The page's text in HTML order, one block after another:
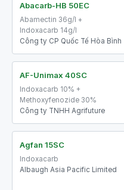
Abacarb-HB 50EC
Abamectin 36g/l +
Indoxacarb 14g/l
Công ty CP Quốc Tế Hòa Bình
AF-Unimax 40SC
Indoxacarb 10% +
Methoxyfenozide 30%
Công ty TNHH Agrifuture
Agfan 15SC
Indoxacarb
Albaugh Asia Pacific Limited